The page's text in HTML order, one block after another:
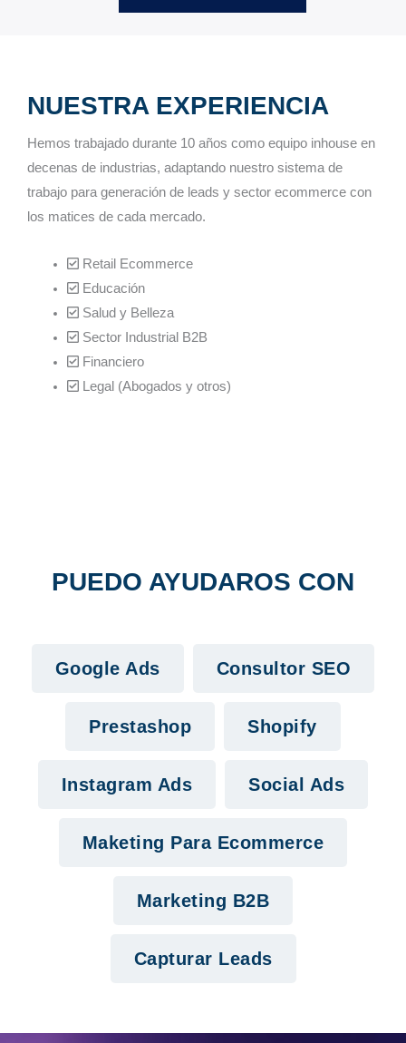
NUESTRA EXPERIENCIA
Hemos trabajado durante 10 años como equipo inhouse en
decenas de industrias, adaptando nuestro sistema de
trabajo para generación de leads y sector ecommerce con
los matices de cada mercado.
Retail Ecommerce
Educación
Salud y Belleza
Sector Industrial B2B
Financiero
Legal (Abogados y otros)
PUEDO AYUDAROS CON
Google Ads Consultor SEO
Prestashop Shopify
Instagram Ads Social Ads
Maketing Para Ecommerce
Marketing B2B
Capturar Leads